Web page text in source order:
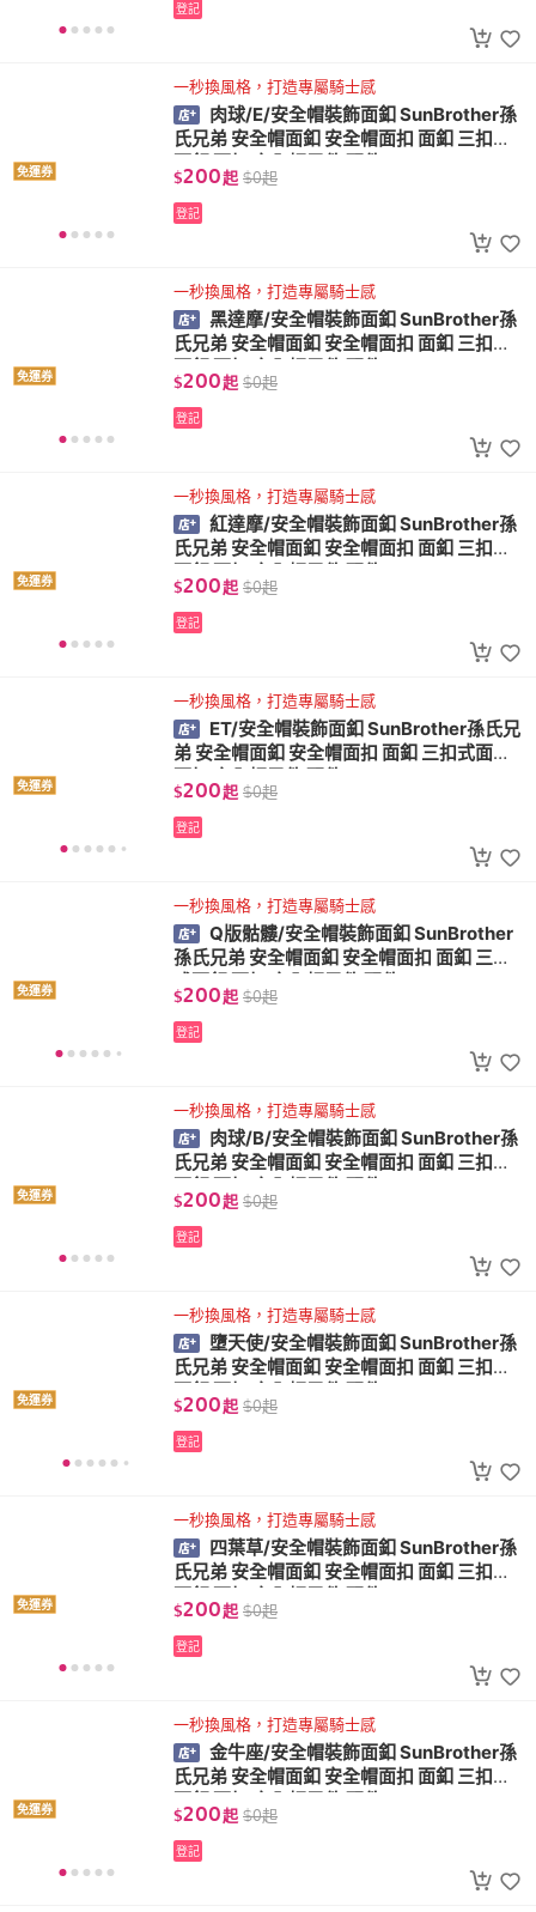
登記
免運券
一秒換風格，打造專屬騎士感
肉球/E/安全帽裝飾面釦 SunBrother孫
氏兄弟 安全帽面釦 安全帽面扣 面釦 三扣式
面釦 面扣 安全帽零件 配件
$200起 $0起
登記
免運券
一秒換風格，打造專屬騎士感
黑達摩/安全帽裝飾面釦 SunBrother孫
氏兄弟 安全帽面釦 安全帽面扣 面釦 三扣式
面釦 面扣 安全帽零件 配件
$200起 $0起
登記
免運券
一秒換風格，打造專屬騎士感
紅達摩/安全帽裝飾面釦 SunBrother孫
氏兄弟 安全帽面釦 安全帽面扣 面釦 三扣式
面釦 面扣 安全帽零件 配件
$200起 $0起
登記
免運券
一秒換風格，打造專屬騎士感
ET/安全帽裝飾面釦 SunBrother孫氏兄
弟 安全帽面釦 安全帽面扣 面釦 三扣式面釦
面扣 安全帽零件 配件
$200起 $0起
登記
免運券
一秒換風格，打造專屬騎士感
Q版骷髏/安全帽裝飾面釦 SunBrother
孫氏兄弟 安全帽面釦 安全帽面扣 面釦 三扣
式面釦 面扣 安全帽零件 配件
$200起 $0起
登記
免運券
一秒換風格，打造專屬騎士感
肉球/B/安全帽裝飾面釦 SunBrother孫
氏兄弟 安全帽面釦 安全帽面扣 面釦 三扣式
面釦 面扣 安全帽零件 配件
$200起 $0起
登記
免運券
一秒換風格，打造專屬騎士感
墮天使/安全帽裝飾面釦 SunBrother孫
氏兄弟 安全帽面釦 安全帽面扣 面釦 三扣式
面釦 面扣 安全帽零件 配件
$200起 $0起
登記
免運券
一秒換風格，打造專屬騎士感
四葉草/安全帽裝飾面釦 SunBrother孫
氏兄弟 安全帽面釦 安全帽面扣 面釦 三扣式
面釦 面扣 安全帽零件 配件
$200起 $0起
登記
免運券
一秒換風格，打造專屬騎士感
金牛座/安全帽裝飾面釦 SunBrother孫
氏兄弟 安全帽面釦 安全帽面扣 面釦 三扣式
面釦 面扣 安全帽零件 配件
$200起 $0起
登記